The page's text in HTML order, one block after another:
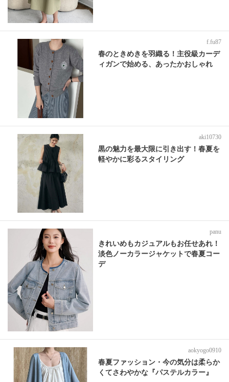
f.fu87
春のときめきを羽織る！主役級カーデ
ィガンで始める、あったかおしゃれ
aki10730
黒の魅力を最大限に引き出す！春夏を
軽やかに彩るスタイリング
panu
きれいめもカジュアルもお任せあれ！
淡色ノーカラージャケットで春夏コー
デ
aokyogo0910
春夏ファッション・今の気分は柔らか
くてさわやかな『パステルカラー』